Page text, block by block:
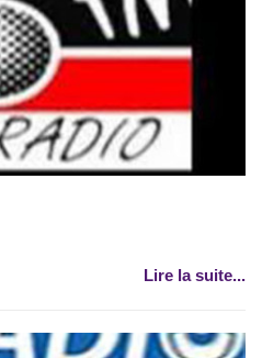
Lire la suite...